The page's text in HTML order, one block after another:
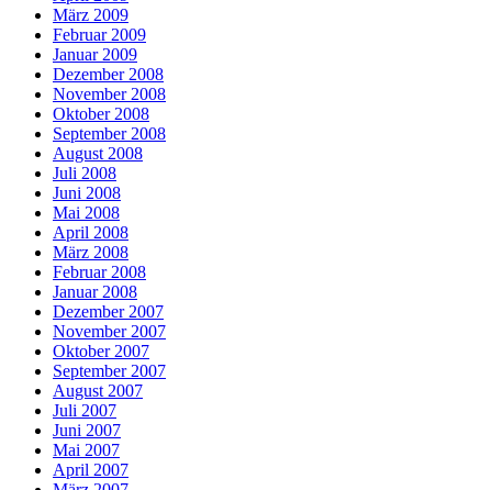
März 2009
Februar 2009
Januar 2009
Dezember 2008
November 2008
Oktober 2008
September 2008
August 2008
Juli 2008
Juni 2008
Mai 2008
April 2008
März 2008
Februar 2008
Januar 2008
Dezember 2007
November 2007
Oktober 2007
September 2007
August 2007
Juli 2007
Juni 2007
Mai 2007
April 2007